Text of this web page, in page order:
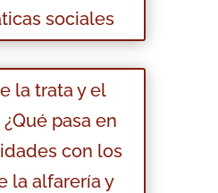
sociales
la trata y el
pasa en
con los
la alfarería y